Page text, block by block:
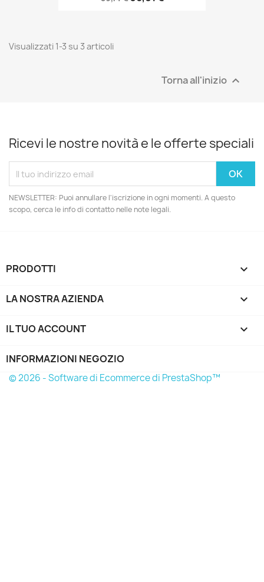
Visualizzati 1-3 su 3 articoli
Torna all'inizio 
Ricevi le nostre novità e le offerte speciali
NEWSLETTER: Puoi annullare l'iscrizione in ogni momenti. A questo
scopo, cerca le info di contatto nelle note legali.
PRODOTTI 
LA NOSTRA AZIENDA 
IL TUO ACCOUNT 
INFORMAZIONI NEGOZIO
© 2026 - Software di Ecommerce di PrestaShop™